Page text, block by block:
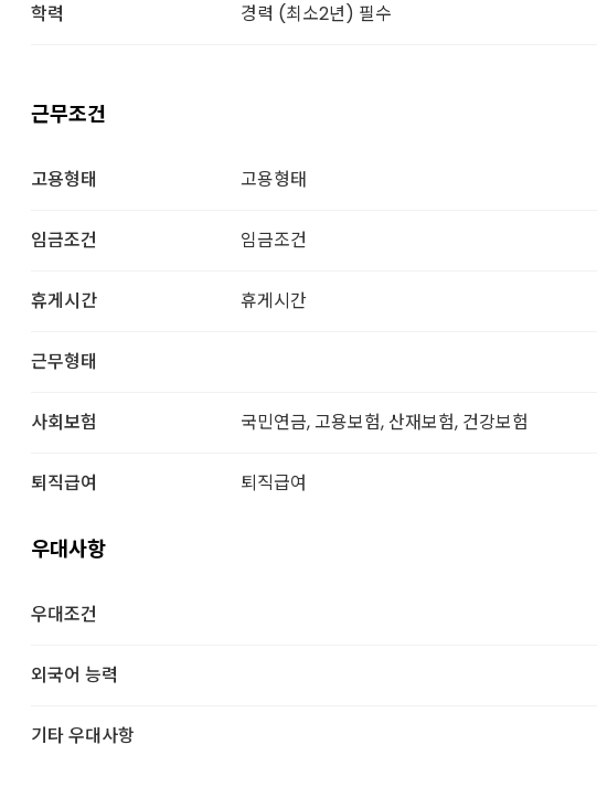
학력 경력 (최소2년) 필수
근무조건
고용형태 고용형태
임금조건 임금조건
휴게시간 휴게시간
근무형태
사회보험 국민연금, 고용보험, 산재보험, 건강보험
퇴직급여 퇴직급여
우대사항
우대조건
외국어 능력
기타 우대사항